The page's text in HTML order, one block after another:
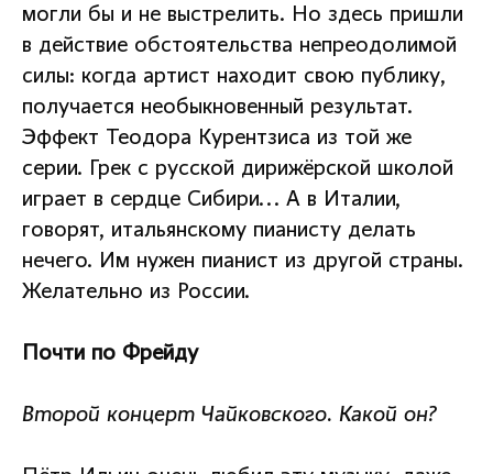
могли бы и не выстрелить. Но здесь пришли
в действие обстоятельства непреодолимой
силы: когда артист находит свою публику,
получается необыкновенный результат.
Эффект Теодора Курентзиса из той же
серии. Грек с русской дирижёрской школой
играет в сердце Сибири... А в Италии,
говорят, итальянскому пианисту делать
нечего. Им нужен пианист из другой страны.
Желательно из России.
Почти по Фрейду
Второй концерт Чайковского. Какой он?